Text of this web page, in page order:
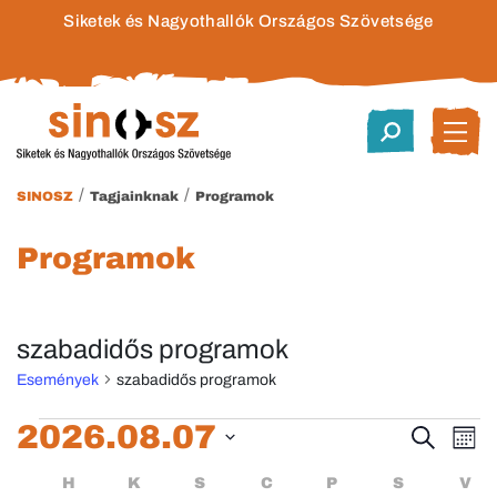
Siketek és Nagyothallók Országos Szövetsége
SINOSZ / Tagjainknak / Programok
Programok
szabadidős programok
Események szabadidős programok
Események
Keresett
kifejezés
2026.08.07
H HÉTFŐ
K KEDD
S SZERDA
C CSÜTÖRTÖK
P PÉNTEK
S V